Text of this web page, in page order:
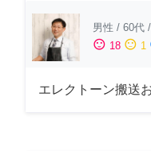
男性 / 60代 /
sentiment_satisfied 18 sentiment_neutral 1
エレクトーン搬送